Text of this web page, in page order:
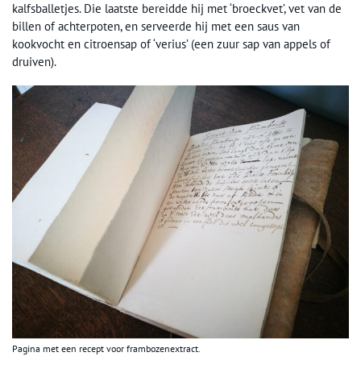
kalfsballetjes. Die laatste bereidde hij met ‘broeckvet’, vet van de
billen of achterpoten, en serveerde hij met een saus van
kookvocht en citroensap of ‘verius’ (een zuur sap van appels of
druiven).
Pagina met een recept voor frambozenextract.